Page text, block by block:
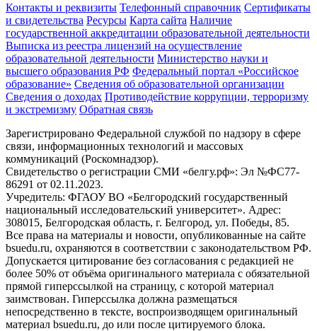
Контакты и реквизиты Телефонный справочник Сертификаты
и свидетельства Ресурсы Карта сайта Наличие
государственной аккредитации образовательной деятельности
Выписка из реестра лицензий на осуществление
образовательной деятельности Министерствo науки и
высшего образования РФ Федеральный портал «Российское
образование» Сведения об образовательной организации
Сведения о доходах Противодействие коррупции, терроризму
и экстремизму Обратная связь
Зарегистрировано Федеральной службой по надзору в сфере
связи, информационных технологий и массовых
коммуникаций (Роскомнадзор).
Свидетельство о регистрации СМИ «белгу.рф»: Эл №ФС77-
86291 от 02.11.2023.
Учредитель: ФГАОУ ВО «Белгородский государственный
национальный исследовательский университет». Адрес:
308015, Белгородская область, г. Белгород, ул. Победы, 85.
Все права на материалы и новости, опубликованные на сайте
bsuedu.ru, охраняются в соответствии с законодательством РФ.
Допускается цитирование без согласования с редакцией не
более 50% от объёма оригинального материала с обязательной
прямой гиперссылкой на страницу, с которой материал
заимствован. Гиперссылка должна размещаться
непосредственно в тексте, воспроизводящем оригинальный
материал bsuedu.ru, до или после цитируемого блока.